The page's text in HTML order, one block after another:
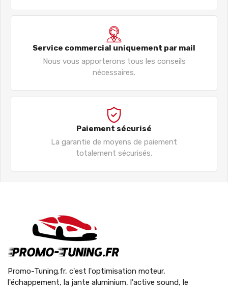
Service commercial uniquement par mail
Nous vous apporterons tous les conseils
nécessaires.
Paiement sécurisé
La garantie de moyens de paiement
totalement sécurisés.
Promo-Tuning.fr, c'est l'optimisation moteur,
l'échappement, la jante aluminium, l'active sound, le